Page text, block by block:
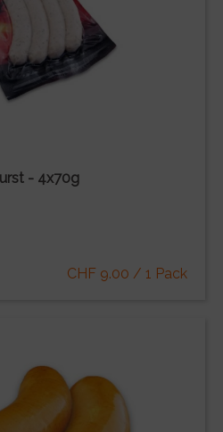
- 4x70g
CHF 9.00 / 1 Pack